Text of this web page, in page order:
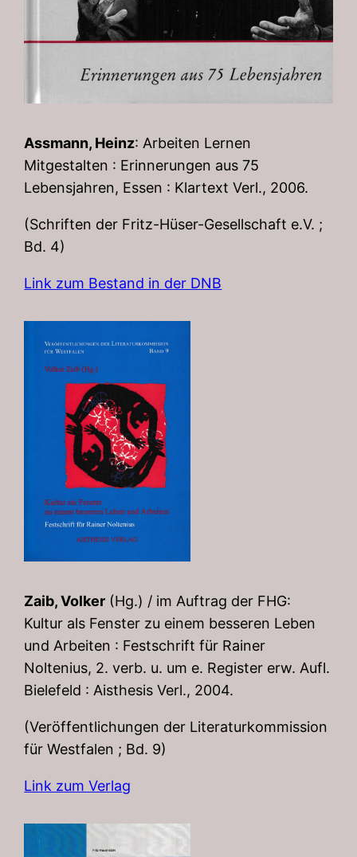
Assmann, Heinz: Arbeiten Lernen
Mitgestalten : Erinnerungen aus 75
Lebensjahren, Essen : Klartext Verl., 2006.
(Schriften der Fritz-Hüser-Gesellschaft e.V. ;
Bd. 4)
Link zum Bestand in der DNB
Zaib, Volker (Hg.) / im Auftrag der FHG:
Kultur als Fenster zu einem besseren Leben
und Arbeiten : Festschrift für Rainer
Noltenius, 2. verb. u. um e. Register erw. Aufl.
Bielefeld : Aisthesis Verl., 2004.
(Veröffentlichungen der Literaturkommission
für Westfalen ; Bd. 9)
Link zum Verlag